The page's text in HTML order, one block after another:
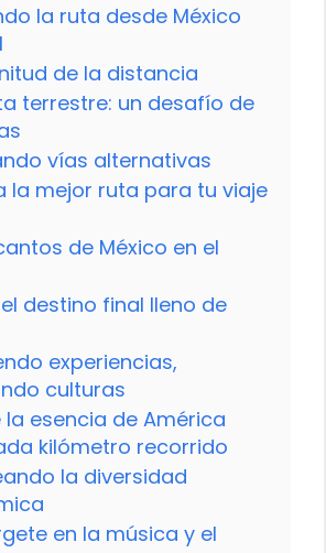
la ruta desde México
de la distancia
terrestre: un desafío de
vías alternativas
la mejor ruta para tu viaje
de México en el
destino final lleno de
experiencias,
culturas
la esencia de América
kilómetro recorrido
la diversidad
en la música y el